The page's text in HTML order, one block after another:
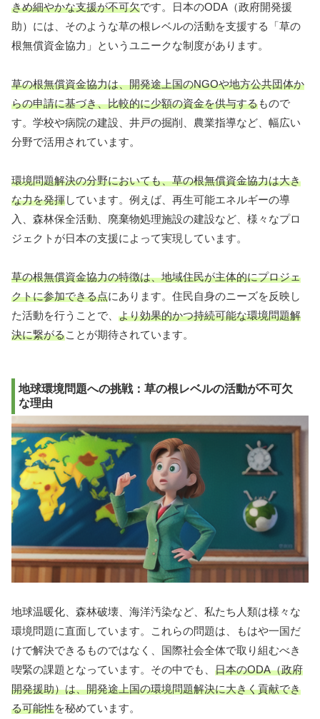
きめ細やかな支援が不可欠です。日本のODA（政府開発援
助）には、そのような草の根レベルの活動を支援する「草の
根無償資金協力」というユニークな制度があります。
草の根無償資金協力は、開発途上国のNGOや地方公共団体か
らの申請に基づき、比較的に少額の資金を供与するもので
す。学校や病院の建設、井戸の掘削、農業指導など、幅広い
分野で活用されています。
環境問題解決の分野においても、草の根無償資金協力は大き
な力を発揮しています。例えば、再生可能エネルギーの導
入、森林保全活動、廃棄物処理施設の建設など、様々なプロ
ジェクトが日本の支援によって実現しています。
草の根無償資金協力の特徴は、地域住民が主体的にプロジェ
クトに参加できる点にあります。住民自身のニーズを反映し
た活動を行うことで、 より効果的かつ持続可能な環境問題解
決に繋がることが期待されています。
地球環境問題への挑戦：草の根レベルの活動が不可欠
な理由
地球温暖化、森林破壊、海洋汚染など、私たち人類は様々な
環境問題に直面しています。これらの問題は、もはや一国だ
けで解決できるものではなく、国際社会全体で取り組むべき
喫緊の課題となっています。その中でも、 日本のODA（政府
開発援助）は、開発途上国の環境問題解決に大きく貢献でき
る可能性を秘めています。